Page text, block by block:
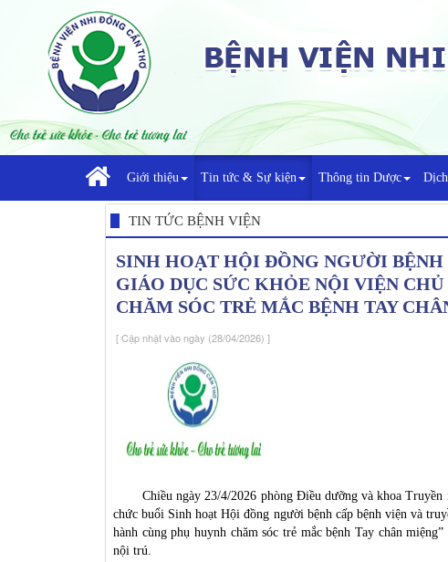
Giới thiệu Tin tức & Sự kiện Thông tin Dược
TIN TỨC BỆNH VIỆN
SINH HOẠT HỘI ĐỒNG NGƯỜI
GIÁO DỤC SỨC KHỎE NỘI VIỆN
CHĂM SÓC TRẺ MẮC BỆNH TAY
[ Cập nhật vào ngày (28/04/2026) ]
Chiều ngày 23/4/2026 phòng Điều dưỡng và khoa Truyền
chức buổi Sinh hoạt Hội đồng người bệnh cấp bệnh viện và
hành cùng phụ huynh chăm sóc trẻ mắc bệnh Tay chân
nội trú.